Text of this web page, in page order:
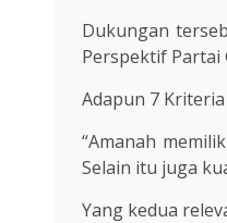
Dukungan
Perspektif Partai
Adapun 7
“Amanah
Selain itu juga
Yang kedua